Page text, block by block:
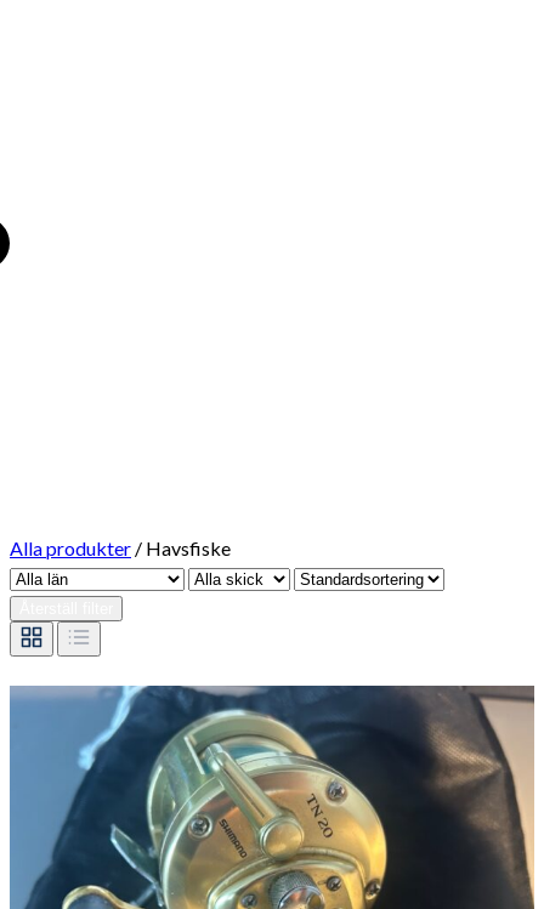
Alla produkter / Havsfiske